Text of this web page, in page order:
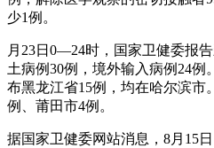
少1例。
月23日0—24时，国家卫健委报
土病例30例，境外输入病例24
布黑龙江省15例，均在哈尔滨市
例、莆田市4例。
据国家卫健委网站消息，8月15